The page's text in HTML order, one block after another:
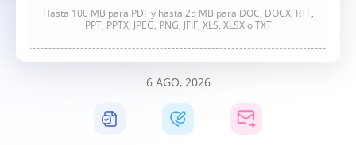
Hasta 100 MB para PDF y hasta 25 MB para DOC, DOCX, RTF,
PPT, PPTX, JPEG, PNG, JFIF, XLS, XLSX o TXT
6 AGO, 2026